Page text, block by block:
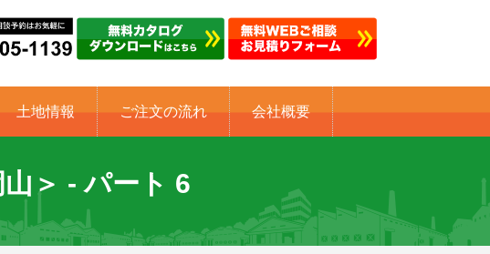
土地情報 ご注文の流れ 会社概要
＞ - パート 6